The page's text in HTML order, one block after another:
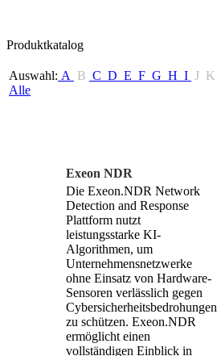
Produktkatalog
Auswahl: A B C D E F G H I J K
Alle
Exeon NDR
Die Exeon.NDR Network
Detection and Response
Plattform nutzt
leistungsstarke KI-
Algorithmen, um
Unternehmensnetzwerke
ohne Einsatz von Hardware-
Sensoren verlässlich gegen
Cybersicherheitsbedrohungen
zu schützen. Exeon.NDR
ermöglicht einen
vollständigen Einblick in